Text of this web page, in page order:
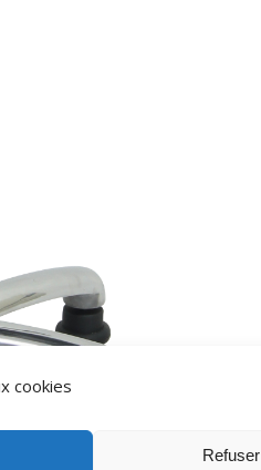
cookies
Refuser